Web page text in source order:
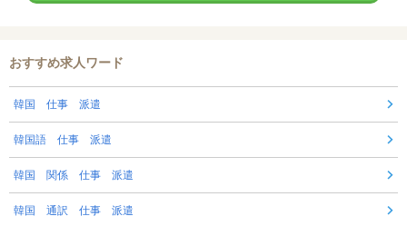
おすすめ求人ワード
韓国 仕事 派遣
韓国語 仕事 派遣
韓国 関係 仕事 派遣
韓国 通訳 仕事 派遣